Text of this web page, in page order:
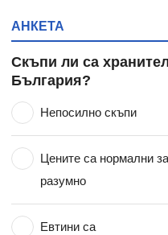
АНКЕТА
Скъпи ли са
България?
Непосилно скъпи
Цените са нормални
разумно
Евтини са